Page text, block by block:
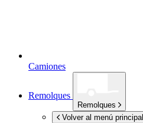
Camiones
Remolques
Remolques
Volver al menú principal